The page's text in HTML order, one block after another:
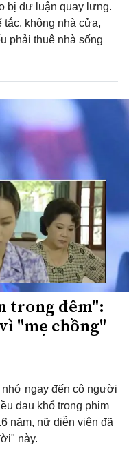
bị dư luận quay lưng.
tắc, không nhà cửa,
phải thuê nhà sống
trong đêm":
"mẹ chồng"
ngay đến cô người
đau khổ trong phim
năm, nữ diễn viên đã
này.